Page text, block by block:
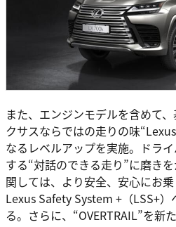
また、エンジンモデルを含めて
クサスならではの走りの味
なるレベルアップを実施。ドラ
する“対話のできる走り”に磨き
関しては、より安全、安心にお
Lexus Safety System +（LSS+
る。さらに、“OVERTRAIL”を新